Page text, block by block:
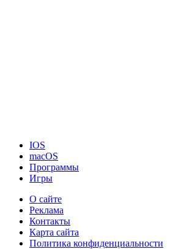
IOS
macOS
Программы
Игры
О сайте
Реклама
Контакты
Карта сайта
Политика конфиденциальности